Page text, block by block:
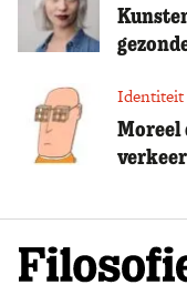
Identiteit